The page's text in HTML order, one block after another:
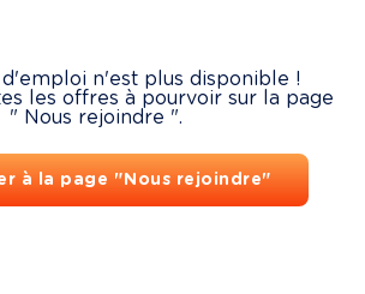
n'est plus disponible !
les offres à pourvoir sur la page
" Nous rejoindre ".
à la page "Nous rejoindre"